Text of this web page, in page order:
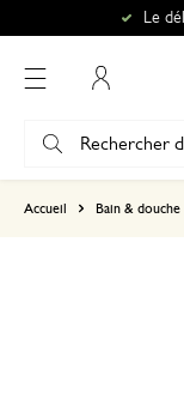
Le
Accueil Bain & douche